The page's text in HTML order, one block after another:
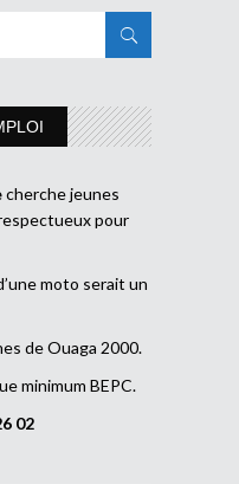
cherche jeunes
pour
moto serait un
de Ouaga 2000.
minimum BEPC.
02